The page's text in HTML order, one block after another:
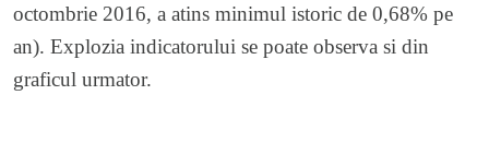
octombrie 2016, a atins minimul istoric de 0,68% pe
an). Explozia indicatorului se poate observa si din
graficul urmator.